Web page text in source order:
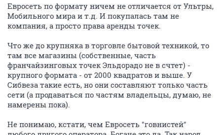
Евросеть по формату ничем не отличается от Ультры,
Мобильного мира и т.д. И покупалась там не
компания, а просто права аренды точек.
Что же до крупняка в торговле бытовой техникой, то
там все магазины (собственные, часть
франчайзинговых точек Эльдорадо не в счтет) -
крупного формата - от 2000 квадратов и выше. У
Сибвеза такие есть, но они составляют только часть
сети (а продаваться по частям владельцы, думаю, не
намерены пока).
Не понимаю, кстати, чем Евросеть "говнистей"